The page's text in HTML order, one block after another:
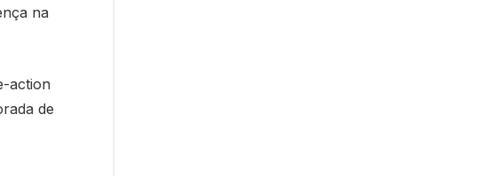
na
action
de